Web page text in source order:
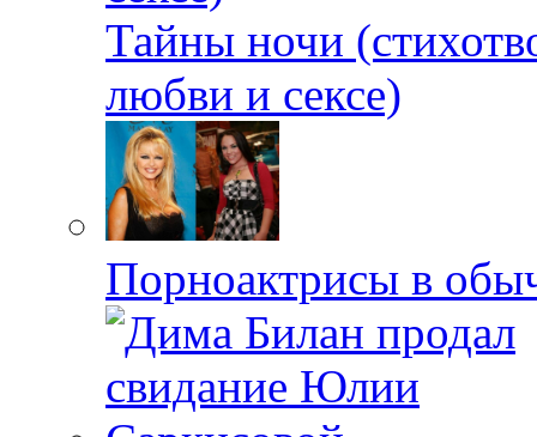
Тайны ночи
любви и сексе)
Порноактрисы в